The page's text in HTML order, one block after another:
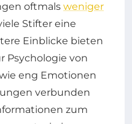
oftmals weniger
Stifter eine
Einblicke bieten
Psychologie von
eng Emotionen
verbunden
zum